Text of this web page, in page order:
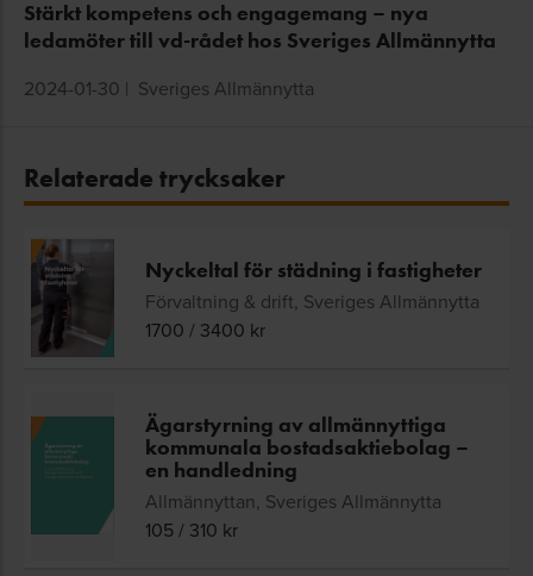
Stärkt kompetens och engagemang – nya
ledamöter till vd-rådet hos Sveriges Allmännytta
2024-01-30 | Sveriges Allmännytta
Relaterade trycksaker
Nyckeltal för städning i fastigheter
Förvaltning & drift, Sveriges Allmännytta
1700 / 3400 kr
Ägarstyrning av allmännyttiga
kommunala bostadsaktiebolag –
en handledning
Allmännyttan, Sveriges Allmännytta
105/ 310 kr